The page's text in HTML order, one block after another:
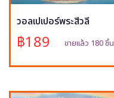
วอลเปเปอร์พระสีวลี
฿189 ขายแล้ว 180 ชิ้น